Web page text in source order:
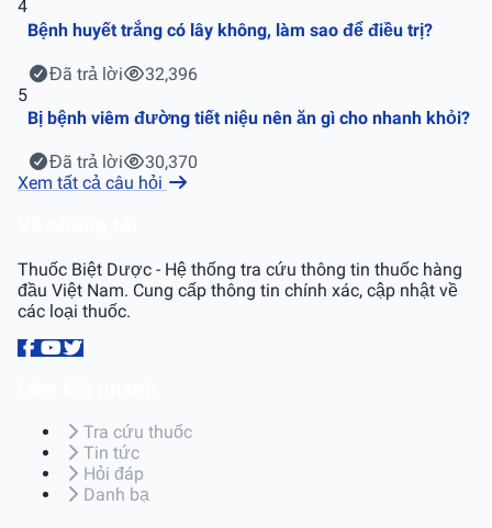
4
Bệnh huyết trắng có lây không, làm sao để điều trị?
Đã trả lời
32,396
5
Bị bệnh viêm đường tiết niệu nên ăn gì cho nhanh khỏi?
Đã trả lời
30,370
Xem tất cả câu hỏi
Thuốc Biệt Dược - Hệ thống tra cứu thông tin thuốc hàng
đầu Việt Nam. Cung cấp thông tin chính xác, cập nhật về
các loại thuốc.
Tra cứu thuốc
Tin tức
Hỏi đáp
Danh bạ